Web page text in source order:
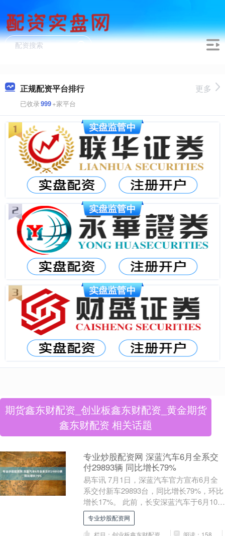
正规配资平台排行
已收录999+家平台
更多
期货鑫东财配资_创业板鑫东财配资_黄金期货
鑫东财配资 相关话题
专业炒股配资网 深蓝汽车6月全系交
付29893辆 同比增长79%
易车讯 7月1日，深蓝汽车官方宣布6月全
系交付新车29893台，同比增长79%，环比
增长17%。 此前，长安深蓝汽车于6月10日
宣布，深蓝汽车全球交付量突破50....
专业炒股配资网
栏目：创业板鑫东财配资
阅读：158